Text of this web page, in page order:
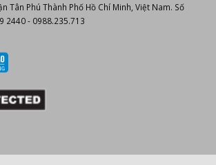
Tân Phú Thành Phố Hồ Chí Minh, Việt Nam. Số
2440 - 0988.235.713